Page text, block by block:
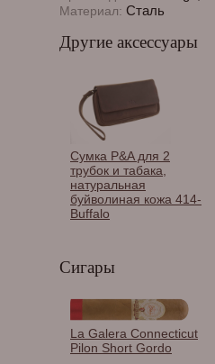
Материал: Сталь
Другие аксессуары
Сумка P&A для 2
трубок и табака,
натуральная
буйволиная кожа 414-
Buffalo
Зажигалка Vertigo
Zephyr Maroon Crackle
Сигары
La Galera Connecticut
Pilon Short Gordo